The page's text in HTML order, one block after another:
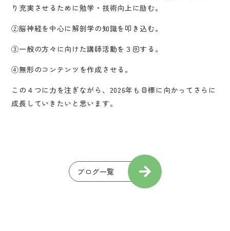
り充実させるために勉学・技術向上に励む。
②脳神経を中心に解剖学の知識を叩き込む。
③一般の方々に向けた講師活動を３回する。
④無形のコンテンツを作成させる。
この４つに力を注ぎながら、2026年も目標に向かってさらに
成長していきたいと思います。
ブログ一覧